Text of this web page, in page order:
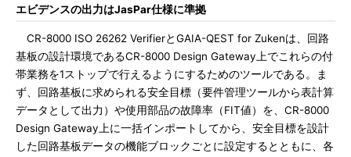
エビデンスの出力はJasPar仕様に準拠
CR-8000 ISO 26262 VerifierとGAIA-QEST for Zukenは、回路
基板の設計環境であるCR-8000 Design Gateway上でこれらの付
帯業務を1ストップで行えるようにするためのツールである。ま
ず、回路基板に求められる安全目標（要件管理ツールから表計算
データとして出力）や使用部品の故障率（FIT値）を、CR-8000
Design Gateway上に一括インポートしてから、安全目標を設計
した回路基板データの機能ブロックごとに設定するとともに、各